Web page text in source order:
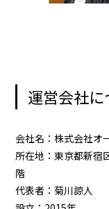
運営会社に
会社名：株式会社オ
所在地：東京都新宿
階
代表者：菊川諒人